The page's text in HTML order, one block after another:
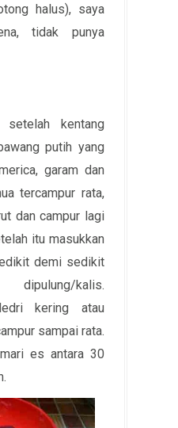
halus), saya
tidak punya
kentang
putih yang
garam dan
tercampur rata,
dan campur lagi
itu masukkan
demi sedikit
kalis.
kering atau
sampai rata.
es antara 30